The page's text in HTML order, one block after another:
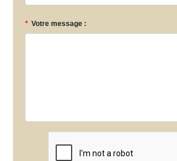
* Votre message :